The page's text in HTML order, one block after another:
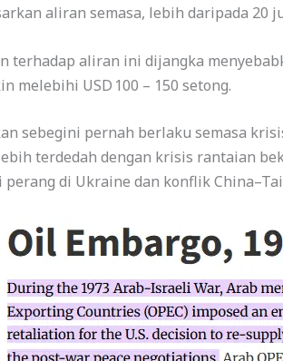
aliran semasa, lebih daripada
terhadap aliran ini dijangka
melebihi USD 100 – 150 setong.
sebegini pernah berlaku semasa
terdedah dengan krisis rantaian
perang di Ukraine dan konflik